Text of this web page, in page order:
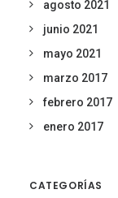
agosto 2021
junio 2021
mayo 2021
marzo 2017
febrero 2017
enero 2017
CATEGORÍAS